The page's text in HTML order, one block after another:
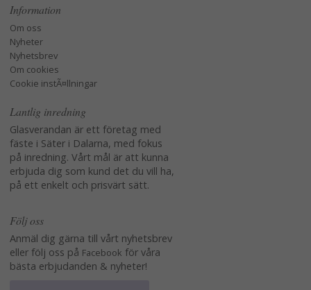
Information
Om oss
Nyheter
Nyhetsbrev
Om cookies
Cookie instÃ¤llningar
Lantlig inredning
Glasverandan är ett företag med
fäste i Säter i Dalarna, med fokus
på inredning. Vårt mål är att kunna
erbjuda dig som kund det du vill ha,
på ett enkelt och prisvärt sätt.
Följ oss
Anmäl dig gärna till vårt nyhetsbrev
eller följ oss på Facebook för våra
bästa erbjudanden & nyheter!